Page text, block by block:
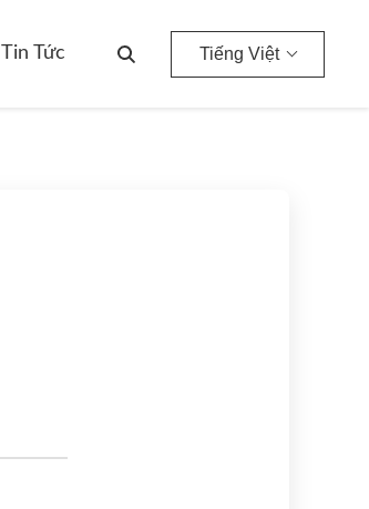
Tin Tức Tiếng Việt